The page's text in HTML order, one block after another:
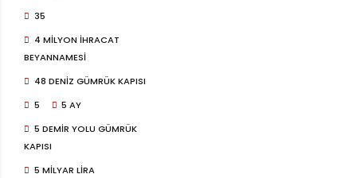
35
4 MILYON IHRACAT
BEYANNAMESI
48 DENIZ GÜMRÜK KAPISI
5
5 AY
5 DEMIR YOLU GÜMRÜK
KAPISI
5 MILYAR LIRA